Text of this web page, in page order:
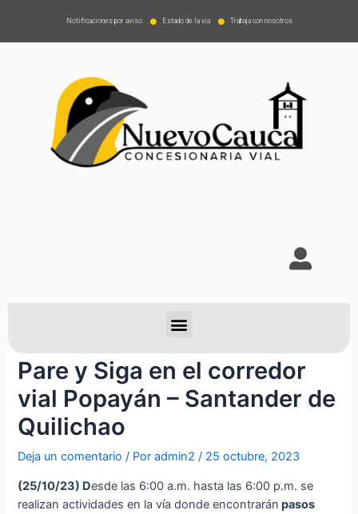
Notificaciones por aviso Estado de la via Trabaja con nosotros
Pare y Siga en el corredor
vial Popayán – Santander de
Quilichao
Deja un comentario / Poradmin2 / 25 octubre, 2023
(25/10/23) Desde las 6:00 a.m. hasta las 6:00 p.m. se
realizan actividades en la vía donde encontrarán pasos